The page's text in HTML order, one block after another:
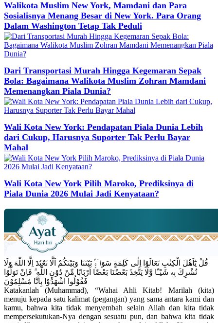
Walikota Muslim New York, Mamdani dan Para
Sosialisnya Menang Besar di New York. Para Orang
Dalam Washington Tetap Tak Peduli
Dari Transportasi Murah Hingga Kegemaran Sepak
Bola: Bagaimana Walikota Muslim Zohran Mamdani
Memenangkan Piala Dunia?
Wali Kota New York: Pendapatan Piala Dunia Lebih
dari Cukup, Harusnya Suporter Tak Perlu Bayar
Mahal
Wali Kota New York Pilih Maroko, Prediksinya di
Piala Dunia 2026 Mulai Jadi Kenyataan?
قُلْ يٰٓاَهْلَ الْكِتٰبِ تَعَالَوْا اِلٰى كَلِمَةٍ سَوَاۤءٍۢ بَيْنَنَا وَبَيْنَكُمْ اَلَّا نَعْبُدَ اِلَّا اللّٰهَ وَلَا
نُشْرِكَ بِهٖ شَيْـًٔا وَّلَا يَتَّخِذَ بَعْضُنَا بَعْضًا اَرْبَابًا مِّنْ دُوْنِ اللّٰهِ ۗ فَاِنْ تَوَلَّوْا
فَقُوْلُوا اشْهَدُوْا بِاَنَّا مُسْلِمُوْنَ
Katakanlah (Muhammad), “Wahai Ahli Kitab! Marilah (kita)
menuju kepada satu kalimat (pegangan) yang sama antara kami dan
kamu, bahwa kita tidak menyembah selain Allah dan kita tidak
mempersekutukan-Nya dengan sesuatu pun, dan bahwa kita tidak